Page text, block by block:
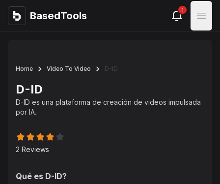
BasedTools
BasedTools 1
Open
Home Video To Video D-ID
D-ID
D-ID es una plataforma de creación de videos impulsada
por IA.
2 Reviews
Qué es D-ID?